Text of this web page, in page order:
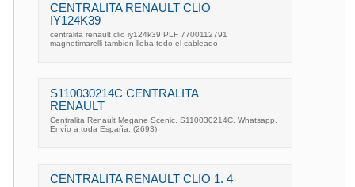
CENTRALITA RENAULT CLIO
IY124K39
centralita renault clio iy124k39 PLF 7700112791
magnetimarelli tambien lleba todo el cableado
S110030214C CENTRALITA
RENAULT
Centralita Renault Megane Scenic. S110030214C. Whatsapp.
Envío a toda España. (2693)
CENTRALITA RENAULT CLIO 1. 4